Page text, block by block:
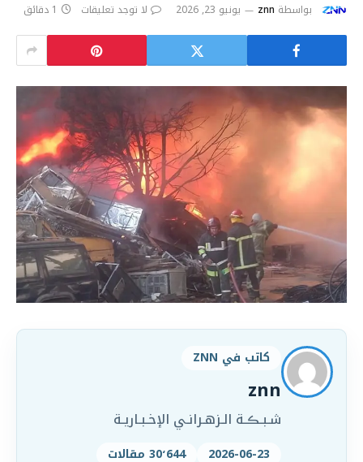
بواسطة znn يونيو 23, 2026 لا توجد تعليقات 1 دقائق
كاتب في ZNN
znn
شـبـڪـة الـزهـرانـي الإخـبـاريـة
2026-06-23 30٬644 مقالات